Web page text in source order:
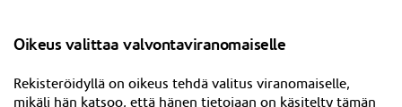
Oikeus valittaa valvontaviranomaiselle
Rekisteröidyllä on oikeus tehdä valitus viranomaiselle,
mikäli hän katsoo, että hänen tietojaan on käsitelty tämän